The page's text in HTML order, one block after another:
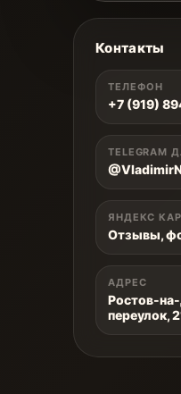
Контакты
ТЕЛЕФОН
+7 (919)
TELEGRAM
ЯНДЕКС
Отзывы,
АДРЕС
Ростов-
переулок,